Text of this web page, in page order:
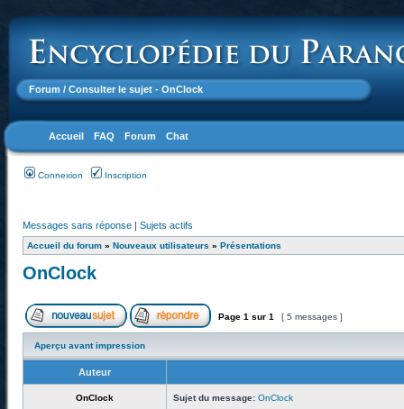
Forum / Consulter le sujet - OnClock
Accueil FAQ Forum Chat
Connexion Inscription
Messages sans réponse | Sujets actifs
Accueil du forum » Nouveaux utilisateurs » Présentations
OnClock
Page 1 sur 1 [ 5 messages ]
Aperçu avant impression
Auteur
OnClock Sujet du message: OnClock